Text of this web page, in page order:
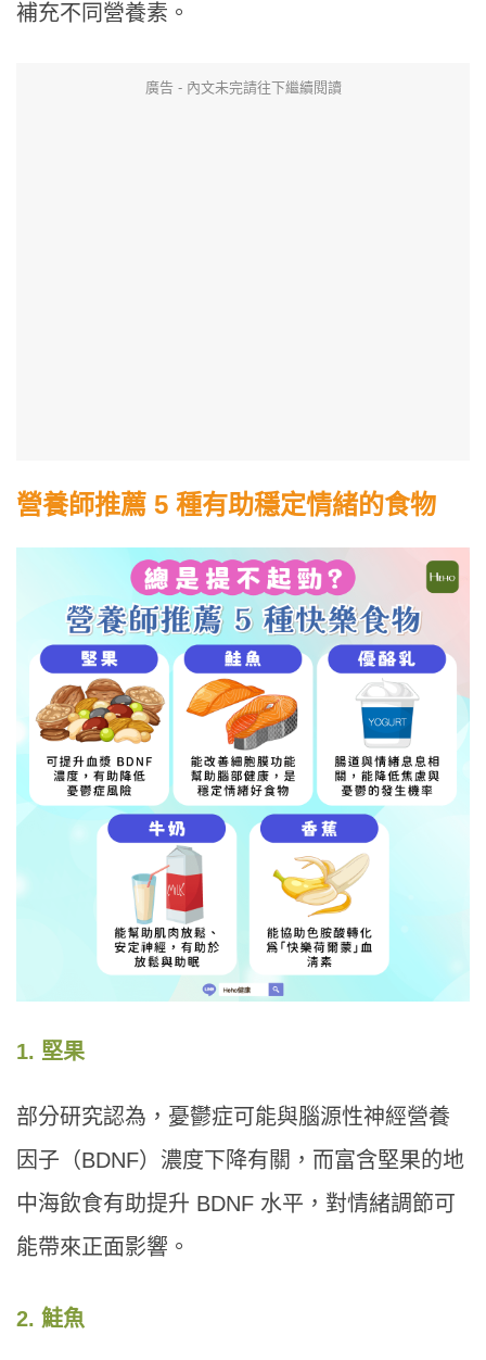
補充不同營養素。
廣告 - 內文未完請往下繼續閱讀
營養師推薦 5 種有助穩定情緒的食物
1. 堅果
部分研究認為，憂鬱症可能與腦源性神經營養
因子（BDNF）濃度下降有關，而富含堅果的地
中海飲食有助提升 BDNF 水平，對情緒調節可
能帶來正面影響。
2. 鮭魚